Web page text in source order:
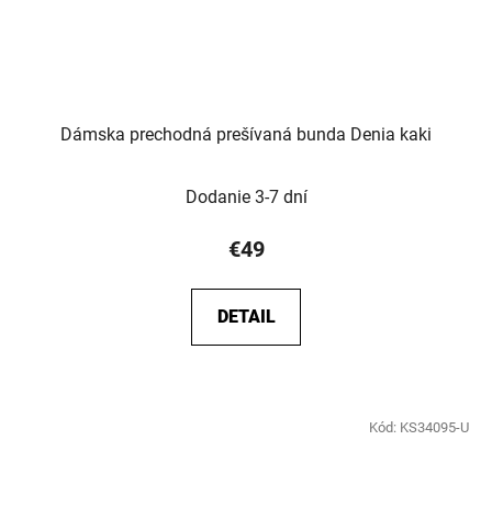
Dámska prechodná prešívaná bunda Denia kaki
Dodanie 3-7 dní
€49
DETAIL
Kód: KS34095-U